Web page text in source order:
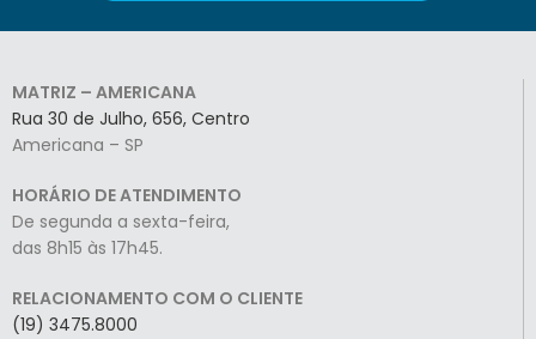
MATRIZ – AMERICANA
Rua 30 de Julho, 656, Centro
Americana – SP
HORÁRIO DE ATENDIMENTO
De segunda a sexta-feira,
das 8h15 às 17h45.
RELACIONAMENTO COM O CLIENTE
(19) 3475.8000